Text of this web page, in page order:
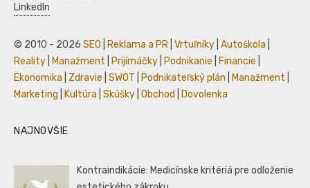
LinkedIn
© 2010 - 2026 SEO Reklama a PR Vrtuľníky Autoškola
Reality
Manažment Prijímáčky Podnikanie Financie
Ekonomika
Zdravie SWOT Podnikateľský plán Manažment
Marketing
Kultúra Skúšky Obchod Dovolenka
NAJNOVŠIE
Kontraindikácie: Medicínske kritériá pre odloženie